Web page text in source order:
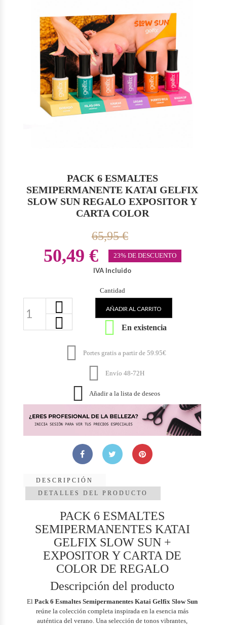
PACK 6 ESMALTES
SEMIPERMANENTE KATAI GELFIX
SLOW SUN REGALO EXPOSITOR Y
CARTA COLOR
65,95 €
50,49 € 23% DE DESCUENTO
IVA Incluido
Cantidad
AÑADIR AL CARRITO
 En existencia
 Portes gratis a partir de 59.95€
 Envío 48-72H
 Añadir a la lista de deseos
DESCRIPCIÓN
DETALLES DEL PRODUCTO
PACK 6 ESMALTES
SEMIPERMANENTES KATAI
GELFIX SLOW SUN +
EXPOSITOR Y CARTA DE
COLOR DE REGALO
Descripción del producto
ElPack 6 Esmaltes Semipermanentes Katai Gelfix Slow Sun
reúne la colección completa inspirada en la esencia más
auténtica del verano. Una selección de tonos vibrantes,